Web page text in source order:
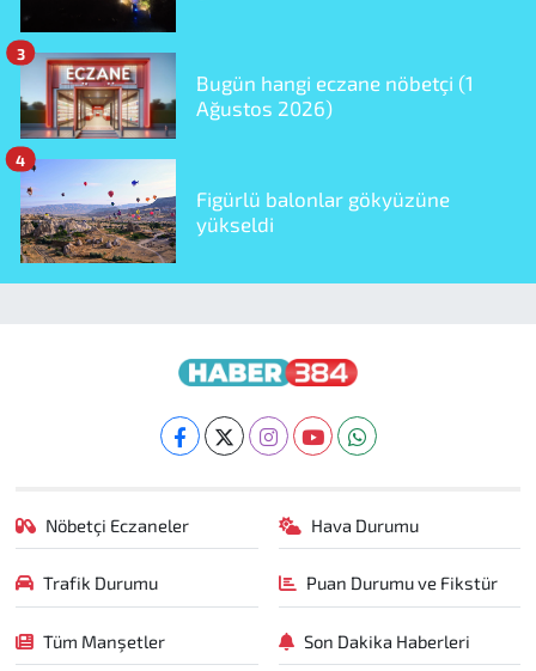
Bugün hangi eczane nöbetçi (1
Ağustos 2026)
3
Figürlü balonlar gökyüzüne
yükseldi
4
Nöbetçi Eczaneler Hava Durumu
Trafik Durumu Puan Durumu ve Fikstür
Tüm Manşetler Son Dakika Haberleri